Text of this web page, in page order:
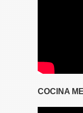
COCINA